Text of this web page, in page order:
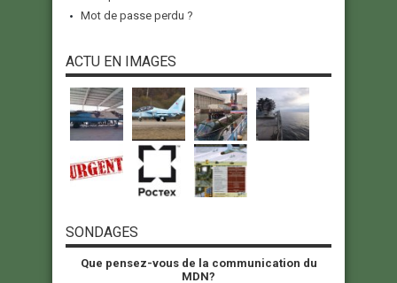
Mot de passe perdu ?
ACTU EN IMAGES
SONDAGES
Que pensez-vous de la communication du
MDN?